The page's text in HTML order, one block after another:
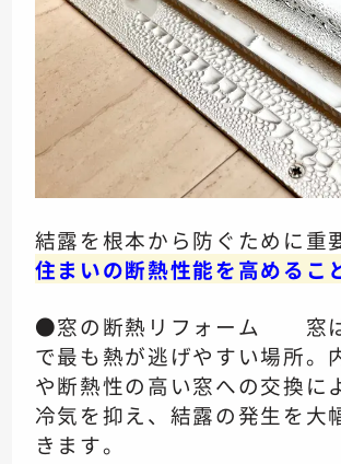
結露を根本から防ぐために重
住まいの断熱性能を高めるこ
●窓の断熱リフォーム 窓
で最も熱が逃げやすい場所。
や断熱性の高い窓への交換に
冷気を抑え、結露の発生を大
きます。